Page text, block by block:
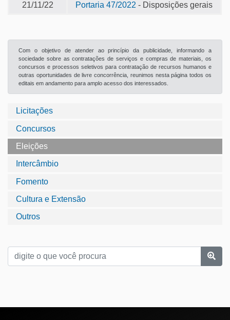
Licitações
Concursos
Eleições
Intercâmbio
Fomento
Cultura e Extensão
Outros
21/11/22
Portaria 47/2022 - Disposições gerais
Com o objetivo de atender ao princípio da publicidade, informando a
sociedade sobre as contratações de serviços e compras de materiais, os
concursos e processos seletivos para contratação de recursos humanos e
outras oportunidades de livre concorrência, reunimos nesta página todos os
editais em andamento para amplo acesso dos interessados.